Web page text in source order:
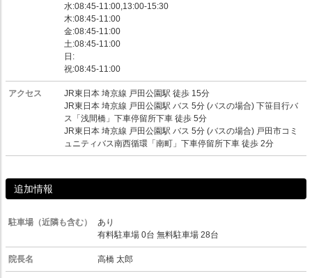
水:08:45-11:00,13:00-15:30
木:08:45-11:00
金:08:45-11:00
土:08:45-11:00
日:
祝:08:45-11:00
アクセス
JR東日本 埼京線 戸田公園駅 徒歩 15分
JR東日本 埼京線 戸田公園駅 バス 5分 (バスの場合) 下笹目行バ
ス「浅間橋」下車停留所下車 徒歩 5分
JR東日本 埼京線 戸田公園駅 バス 5分 (バスの場合) 戸田市コミ
ュニティバス南西循環「南町」下車停留所下車 徒歩 2分
追加情報
駐車場（近隣も含む）
あり
有料駐車場 0台 無料駐車場 28台
院長名 高橋 太郎